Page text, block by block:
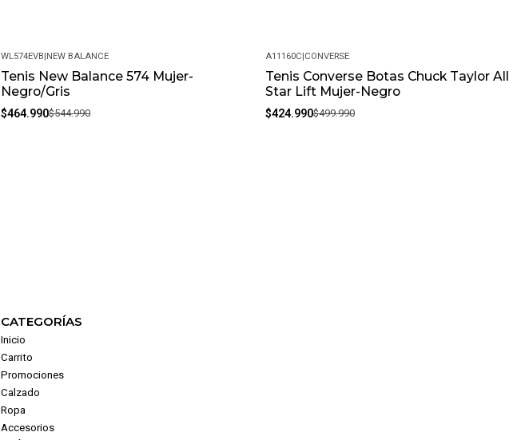
-15%
WL574EVB|NEW BALANCE
Tenis New Balance 574 Mujer-
Negro/Gris
$464.990$544.990
-15%
A11160C|CONVERSE
Tenis Converse Botas Chuck Taylor All
Star Lift Mujer-Negro
$424.990$499.990
CATEGORÍAS
Inicio
Carrito
Promociones
Calzado
Ropa
Accesorios